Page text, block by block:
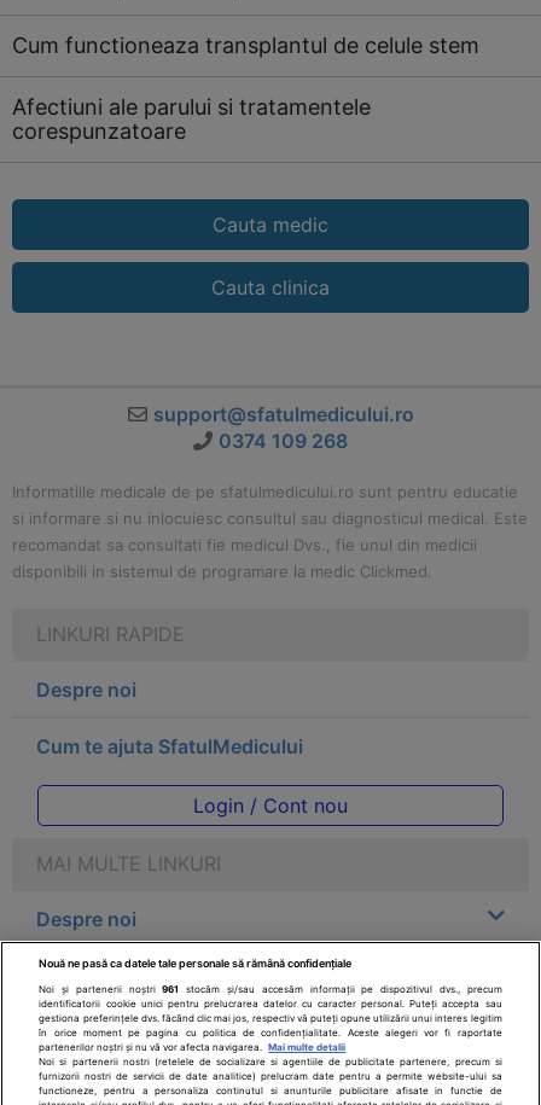
Cum functioneaza transplantul de celule stem
Afectiuni ale parului si tratamentele
corespunzatoare
Cauta medic
Cauta clinica
support@sfatulmedicului.ro
0374 109 268
Informatiile medicale de pe sfatulmedicului.ro sunt pentru educatie
si informare si nu inlocuiesc consultul sau diagnosticul medical. Este
recomandat sa consultati fie medicul Dvs., fie unul din medicii
disponibili in sistemul de programare la medic Clickmed.
LINKURI RAPIDE
Despre noi
Cum te ajuta SfatulMedicului
Login / Cont nou
MAI MULTE LINKURI
Despre noi
Legal
Drepturile consumatorului
Parteneri
Nouă ne pasă ca datele tale personale să rămână confidențiale
Noi și partenerii noștri961
stocăm și/sau accesăm informații pe dispozitivul dvs., precum
identificatorii cookie unici pentru prelucrarea datelor cu caracter personal. Puteți accepta sau
gestiona preferințele dvs. făcând clic mai jos, respectiv vă puteți opune utilizării unui interes legitim
în orice moment pe pagina cu politica de confidențialitate. Aceste alegeri vor fi raportate
partenerilor noștri și nu vă vor afecta navigarea.
Mai multe detalii
Noi si partenerii nostri (retelele de socializare si agentiile de publicitate partenere, precum si
furnizorii nostri de servicii de date analitice) prelucram date pentru a permite website-ului sa
functioneze, pentru a personaliza continutul si anunturile publicitare afisate in functie de